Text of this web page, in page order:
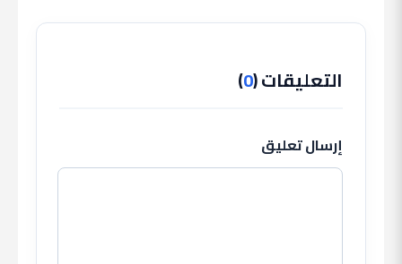
التعليقات (0
)
إرسال تعليق